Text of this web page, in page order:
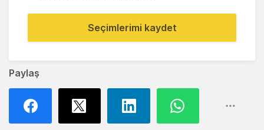
Paylaş
Seçimlerimi kaydet